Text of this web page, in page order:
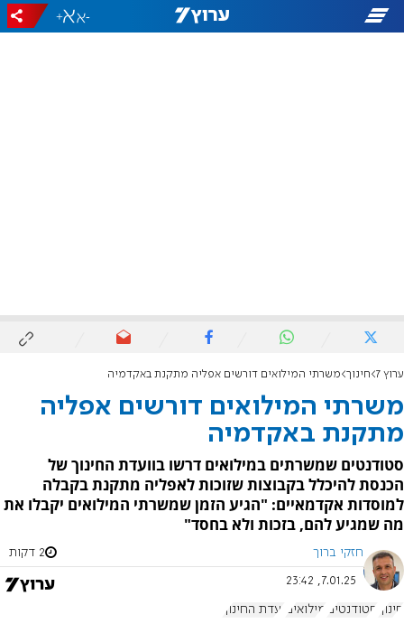
-
+
ערוץ 7 חינוך משרתי המילואים דורשים אפליה מתקנת באקדמיה
משרתי המילואים דורשים אפליה
מתקנת באקדמיה
סטודנטים שמשרתים במילואים דרשו בוועדת החינוך של
הכנסת להיכלל בקבוצות שזוכות לאפליה מתקנת בקבלה
למוסדות אקדמאיים: "הגיע הזמן שמשרתי המילואים יקבלו את
מה שמגיע להם, בזכות ולא בחסד"
חזקי ברוך 2 דקות
7.01.25, 23:42
חינוך סטודנטים מילואים ועדת החינוך